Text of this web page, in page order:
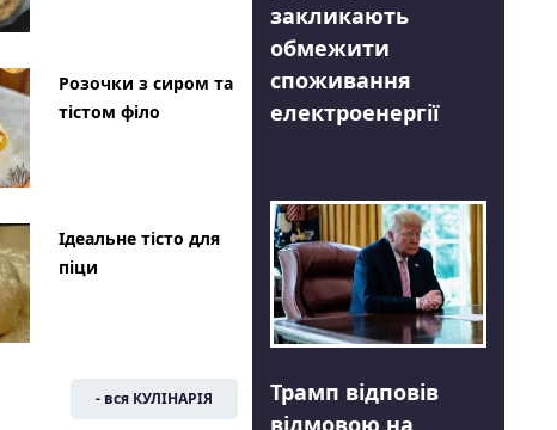
Розочки з сиром та
тістом філо
Ідеальне тісто для
піци
- вся КУЛІНАРІЯ
закликають
обмежити
споживання
електроенергії
Трамп відповів